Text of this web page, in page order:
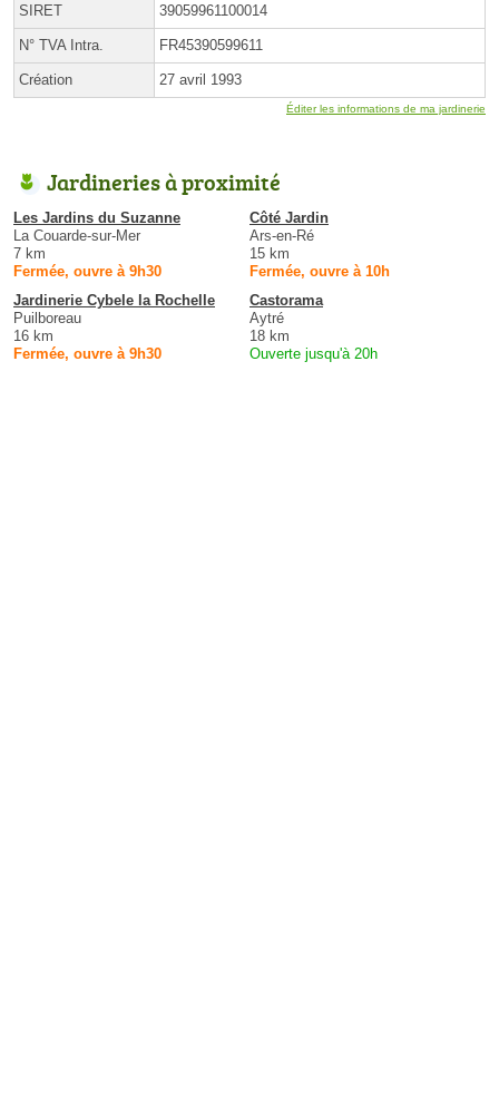
SIRET 39059961100014
N° TVA Intra. FR45390599611
Création 27 avril 1993
Éditer les informations de ma jardinerie
Jardineries à proximité
Les Jardins du Suzanne
La Couarde-sur-Mer
7 km
Fermée, ouvre à 9h30
Côté Jardin
Ars-en-Ré
15 km
Fermée, ouvre à 10h
Jardinerie Cybele la Rochelle
Puilboreau
16 km
Fermée, ouvre à 9h30
Castorama
Aytré
18 km
Ouverte jusqu'à 20h